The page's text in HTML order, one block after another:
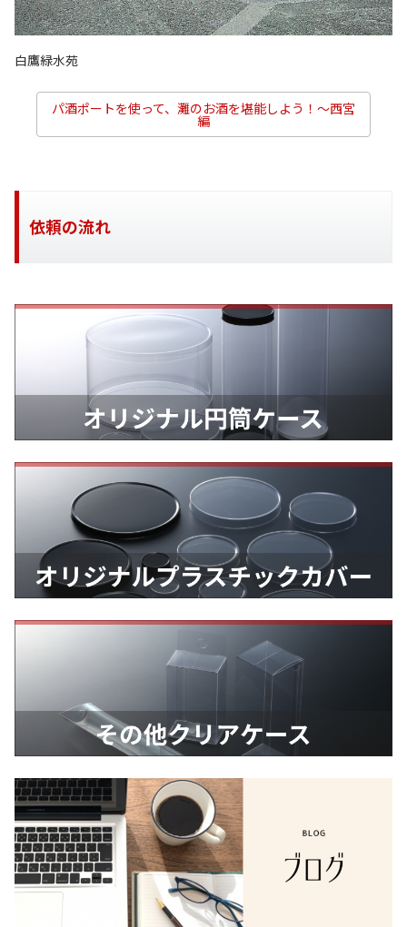
白鷹緑水苑
パ酒ポートを使って、灘のお酒を堪能しよう！～西宮
編
依頼の流れ